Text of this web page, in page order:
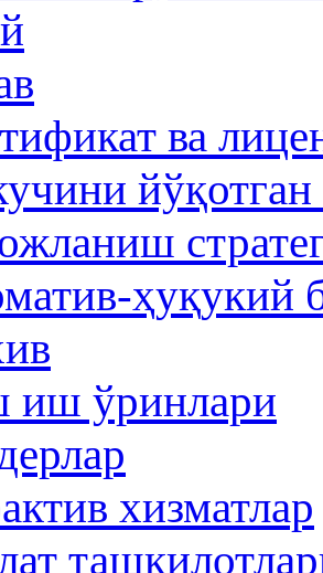
ва
ҳуқукий
иш ўринлари
хизматлар